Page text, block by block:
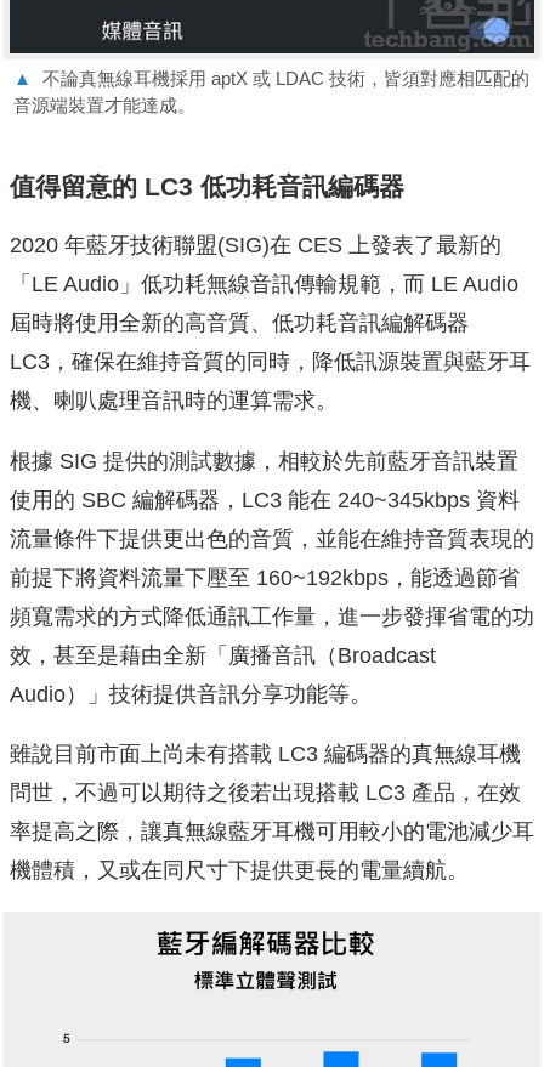
▲
不論真無線耳機採用 aptX 或 LDAC 技術，皆須對應相匹配的
音源端裝置才能達成。
值得留意的 LC3 低功耗音訊編碼器
2020 年藍牙技術聯盟(SIG)在 CES 上發表了最新的
「LE Audio」低功耗無線音訊傳輸規範，而 LE Audio
屆時將使用全新的高音質、低功耗音訊編解碼器
LC3，確保在維持音質的同時，降低訊源裝置與藍牙耳
機、喇叭處理音訊時的運算需求。
根據 SIG 提供的測試數據，相較於先前藍牙音訊裝置
使用的 SBC 編解碼器，LC3 能在 240~345kbps 資料
流量條件下提供更出色的音質，並能在維持音質表現的
前提下將資料流量下壓至 160~192kbps，能透過節省
頻寬需求的方式降低通訊工作量，進一步發揮省電的功
效，甚至是藉由全新「廣播音訊（Broadcast
Audio）」技術提供音訊分享功能等。
雖說目前市面上尚未有搭載 LC3 編碼器的真無線耳機
問世，不過可以期待之後若出現搭載 LC3 產品，在效
率提高之際，讓真無線藍牙耳機可用較小的電池減少耳
機體積，又或在同尺寸下提供更長的電量續航。